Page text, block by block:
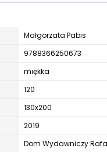
Małgorzata Pabis
9788366250673
miękka
120
130x200
2019
Dom Wydawniczy